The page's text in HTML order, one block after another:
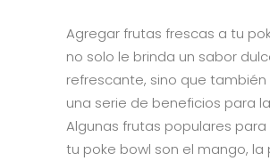
Agregar frutas frescas a tu
no solo le brinda un sabor
refrescante, sino que
una serie de beneficios para
Algunas frutas populares para
tu poke bowl son el mango, la